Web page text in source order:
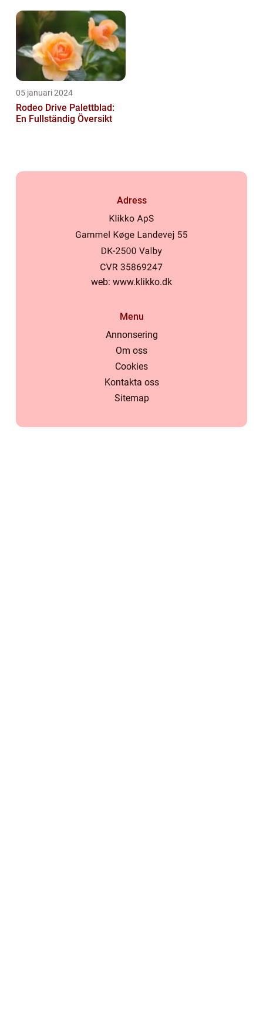
05 januari 2024
Rodeo Drive Palettblad:
En Fullständig Översikt
Adress
web: www.klikko.dk
Menu
Annonsering
Om oss
Cookies
Kontakta oss
Sitemap